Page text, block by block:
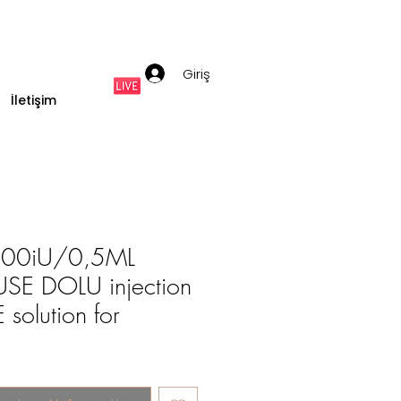
Giriş
İletişim
0,5ML
DOLU injection
solution for